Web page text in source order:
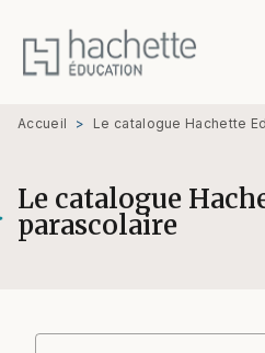
MENU RECHERCHE
PIED DE PAGE
Accueil > Le catalogue Hachette
Le catalogue
parascolaire